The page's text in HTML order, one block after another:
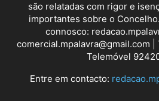
são relatadas com rigor e
importantes sobre o
connosco:
comercial.mpalavra@gmail.com |
Telemóvel
Entre em contacto: